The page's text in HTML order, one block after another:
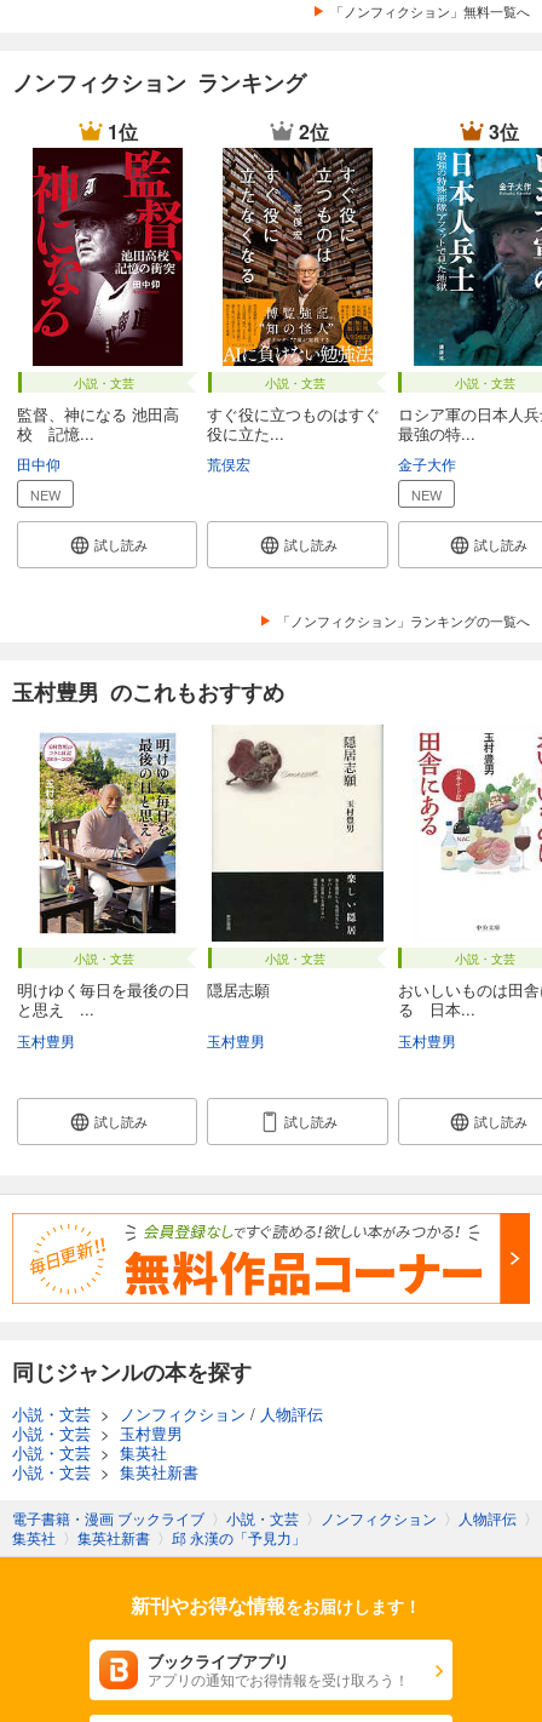
「ノンフィクション」無料一覧へ
ノンフィクション ランキング
1位
小説・文芸
監督、神になる 池田高
校 記憶...
田中仰
NEW
試し読み
2位
小説・文芸
すぐ役に立つものはすぐ
役に立た...
荒俣宏
試し読み
3位
小説・文芸
ロシア軍の日本人
最強の特...
金子大作
NEW
試し読み
「ノンフィクション」ランキングの一覧へ
玉村豊男 のこれもおすすめ
小説・文芸
明けゆく毎日を最後の日
と思え ...
玉村豊男
試し読み
小説・文芸
隠居志願
玉村豊男
試し読み
小説・文芸
おいしいものは田
る 日本...
玉村豊男
試し読み
同じジャンルの本を探す
小説・文芸 > ノンフィクション / 人物評伝
小説・文芸 > 玉村豊男
小説・文芸 > 集英社
小説・文芸 > 集英社新書
電子書籍・漫画 ブックライブ 〉 小説・文芸 〉 ノンフィクション 〉 人物評伝 〉
集英社 〉 集英社新書 〉 邱 永漢の「予見力」
新刊やお得な情報をお届けします！
ブックライブアプリ
アプリの通知でお得情報を受け取ろう！